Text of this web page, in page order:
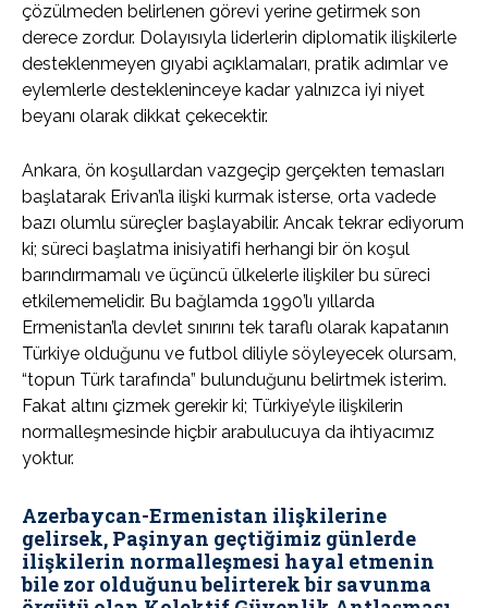
çözülmeden belirlenen görevi yerine getirmek son
derece zordur. Dolayısıyla liderlerin diplomatik ilişkilerle
desteklenmeyen gıyabi açıklamaları, pratik adımlar ve
eylemlerle destekleninceye kadar yalnızca iyi niyet
beyanı olarak dikkat çekecektir.
Ankara, ön koşullardan vazgeçip gerçekten temasları
başlatarak Erivan’la ilişki kurmak isterse, orta vadede
bazı olumlu süreçler başlayabilir. Ancak tekrar ediyorum
ki; süreci başlatma inisiyatifi herhangi bir ön koşul
barındırmamalı ve üçüncü ülkelerle ilişkiler bu süreci
etkilememelidir. Bu bağlamda 1990’lı yıllarda
Ermenistan’la devlet sınırını tek taraflı olarak kapatanın
Türkiye olduğunu ve futbol diliyle söyleyecek olursam,
“topun Türk tarafında” bulunduğunu belirtmek isterim.
Fakat altını çizmek gerekir ki; Türkiye’yle ilişkilerin
normalleşmesinde hiçbir arabulucuya da ihtiyacımız
yoktur.
Azerbaycan-Ermenistan ilişkilerine
gelirsek, Paşinyan geçtiğimiz günlerde
ilişkilerin normalleşmesi hayal etmenin
bile zor olduğunu belirterek bir savunma